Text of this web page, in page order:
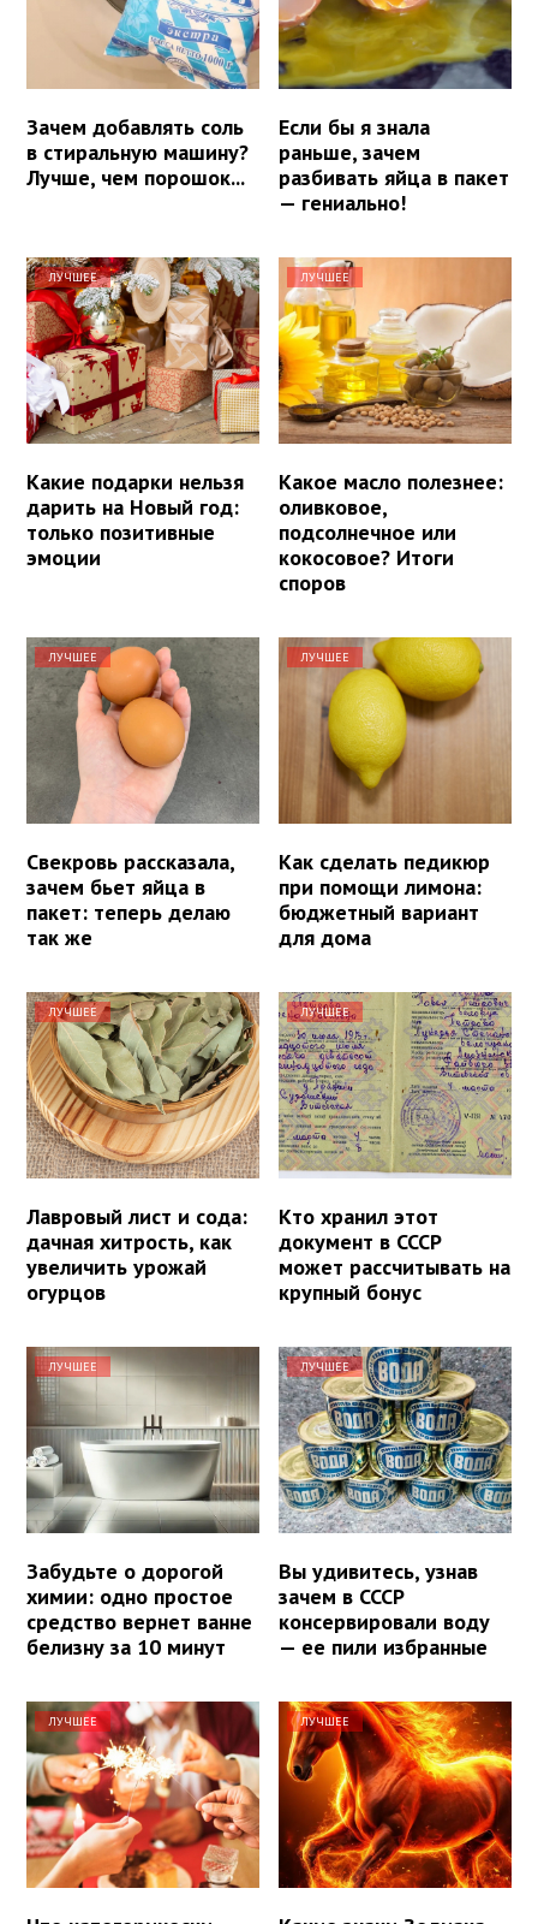
Зачем добавлять соль
в стиральную машину?
Лучше, чем порошок...
Если бы я знала
раньше, зачем
разбивать яйца в пакет
— гениально!
ЛУЧШЕЕ
Какие подарки нельзя
дарить на Новый год:
только позитивные
эмоции
ЛУЧШЕЕ
Какое масло полезнее:
оливковое,
подсолнечное или
кокосовое? Итоги
споров
ЛУЧШЕЕ
Свекровь рассказала,
зачем бьет яйца в
пакет: теперь делаю
так же
ЛУЧШЕЕ
Как сделать педикюр
при помощи лимона:
бюджетный вариант
для дома
ЛУЧШЕЕ
Лавровый лист и сода:
дачная хитрость, как
увеличить урожай
огурцов
ЛУЧШЕЕ
Кто хранил этот
документ в СССР
может рассчитывать на
крупный бонус
ЛУЧШЕЕ
Забудьте о дорогой
химии: одно простое
средство вернет ванне
белизну за 10 минут
ЛУЧШЕЕ
Вы удивитесь, узнав
зачем в СССР
консервировали воду
— ее пили избранные
ЛУЧШЕЕ ЛУЧШЕЕ